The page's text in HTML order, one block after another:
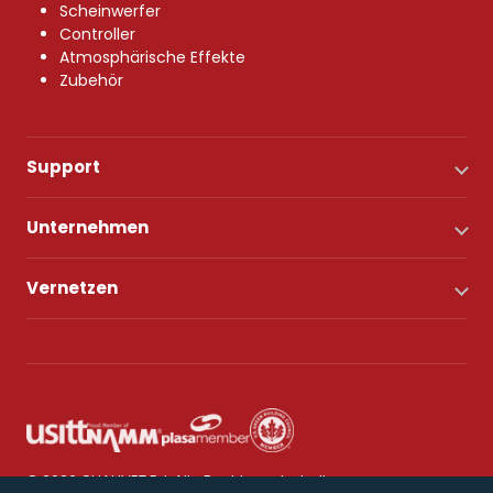
Scheinwerfer
Controller
Atmosphärische Effekte
Zubehör
Support
Unternehmen
Vernetzen
© 2026 CHAUVET DJ. Alle Rechte vorbehalten.